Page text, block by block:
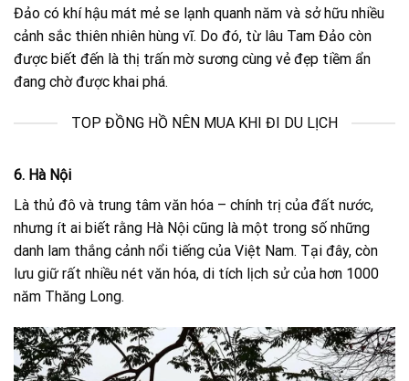
Đảo có khí hậu mát mẻ se lạnh quanh năm và sở hữu nhiều
cảnh sắc thiên nhiên hùng vĩ. Do đó, từ lâu Tam Đảo còn
được biết đến là thị trấn mờ sương cùng vẻ đẹp tiềm ẩn
đang chờ được khai phá.
TOP ĐỒNG HỒ NÊN MUA KHI ĐI DU LỊCH
6. Hà Nội
Là thủ đô và trung tâm văn hóa – chính trị của đất nước,
nhưng ít ai biết rằng Hà Nội cũng là một trong số những
danh lam thắng cảnh nổi tiếng của Việt Nam. Tại đây, còn
lưu giữ rất nhiều nét văn hóa, di tích lịch sử của hơn 1000
năm Thăng Long.